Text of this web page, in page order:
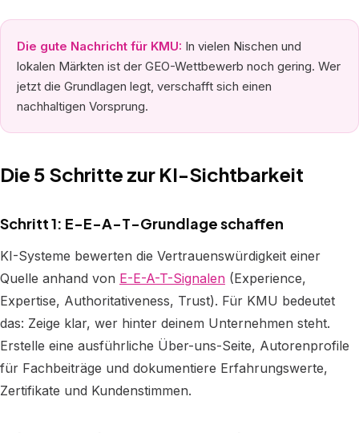
Die gute Nachricht für KMU: In vielen Nischen und
lokalen Märkten ist der GEO-Wettbewerb noch gering. Wer
jetzt die Grundlagen legt, verschafft sich einen
nachhaltigen Vorsprung.
Die 5 Schritte zur KI-Sichtbarkeit
Schritt 1: E-E-A-T-Grundlage schaffen
KI-Systeme bewerten die Vertrauenswürdigkeit einer
Quelle anhand von E-E-A-T-Signalen (Experience,
Expertise, Authoritativeness, Trust). Für KMU bedeutet
das: Zeige klar, wer hinter deinem Unternehmen steht.
Erstelle eine ausführliche Über-uns-Seite, Autorenprofile
für Fachbeiträge und dokumentiere Erfahrungswerte,
Zertifikate und Kundenstimmen.